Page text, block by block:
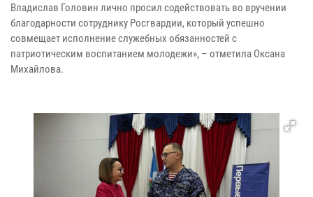
Владислав Головин лично просил содействовать во вручении
благодарности сотруднику Росгвардии, который успешно
совмещает исполнение служебных обязанностей с
патриотическим воспитанием молодежи», – отметила Оксана
Михайлова.